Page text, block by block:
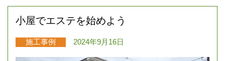
小屋でエステを始めよう
施工事例 2024年9月16日